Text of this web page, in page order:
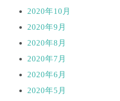
2020年10月
2020年9月
2020年8月
2020年7月
2020年6月
2020年5月